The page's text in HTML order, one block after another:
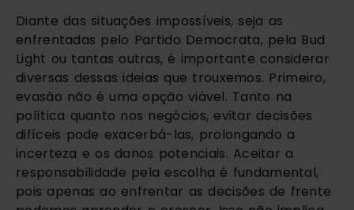
Diante das situações impossíveis, seja as
enfrentadas pelo Partido Democrata, pela Bud
Light ou tantas outras, é importante considerar
diversas dessas ideias que trouxemos. Primeiro,
evasão não é uma opção viável. Tanto na
política quanto nos negócios, evitar decisões
difíceis pode exacerbá-las, prolongando a
incerteza e os danos potenciais. Aceitar a
responsabilidade pela escolha é fundamental,
pois apenas ao enfrentar as decisões de frente